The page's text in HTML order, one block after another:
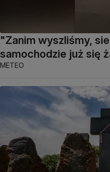
"Zanim wyszliśmy,
samochodzie już się
METEO